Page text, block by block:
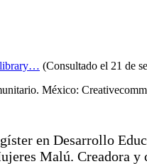
library… (Consultado el 21 de
México:
en Desarrollo
Malú. Creadora